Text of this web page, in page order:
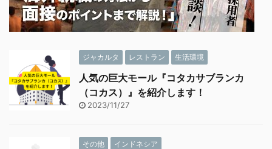
ジャカルタ レストラン 生活環境
人気の巨大モール『コタカサブランカ
（コカス）』を紹介します！
2023/11/27
その他 インドネシア